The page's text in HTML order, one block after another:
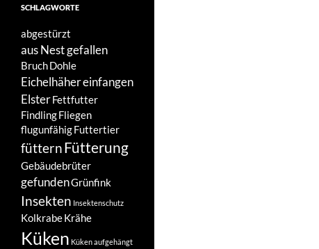
SCHLAGWORTE
abgestürzt
aus Nest gefallen
BruchDohle
Eichelhähereinfangen
ElsterFettfutter
FindlingFliegen
flugunfähigFuttertier
fütternFütterung
Gebäudebrüter
gefundenGrünfink
Insekten Insektenschutz
KolkrabeKrähe
Küken Küken aufgehängt